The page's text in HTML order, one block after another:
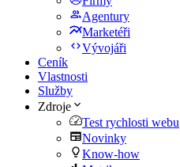
Agentury
Marketéři
Vývojáři
Ceník
Vlastnosti
Služby
Zdroje
Test rychlosti webu
Novinky
Know-how